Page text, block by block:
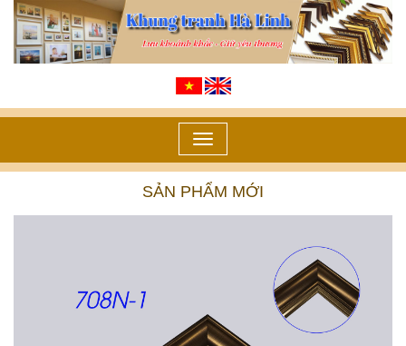
Toggle
navigation
SẢN PHẨM MỚI